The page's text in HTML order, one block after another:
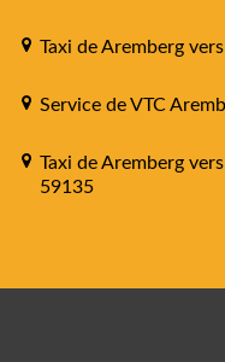
Taxi de Aremberg
Service de VTC
Taxi de Aremberg
59135